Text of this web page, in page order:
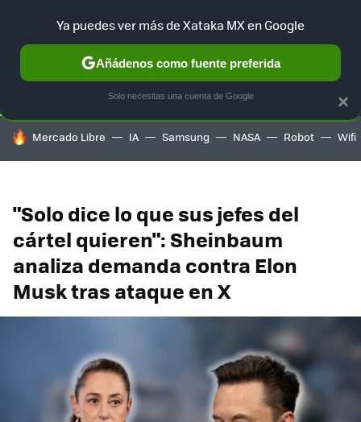
SELECCIÓN GAMING HOME AUTO TERRITORIO
HOY SE HABLA DE
Mercado Libre IA Samsung NASA Robot Wifi
"Solo dice lo que sus jefes del
cártel quieren": Sheinbaum
analiza demanda contra Elon
Musk tras ataque en X
×
Ya puedes ver más de Xataka MX en Google
Añádenos como fuente preferida
Solo necesitas una cuenta de Google